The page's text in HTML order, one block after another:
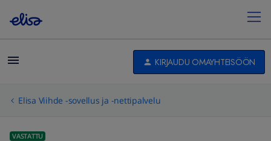
KIRJAUDU OMAYHTEISÖÖN
Elisa Viihde -sovellus ja -nettipalvelu
VASTATTU